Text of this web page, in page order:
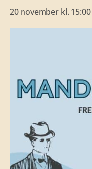
20 november kl. 15:00